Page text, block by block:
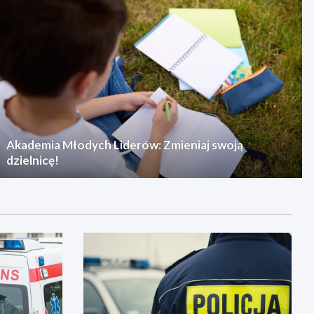
Akademia Młodych Liderów: Zmieniaj swoją
dzielnicę!